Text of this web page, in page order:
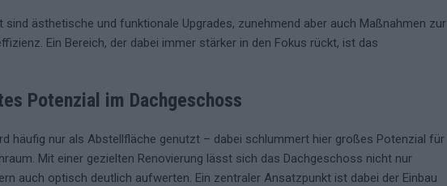
sind ästhetische und funktionale Upgrades, zunehmend aber auch Maßnahmen zur
Ein Bereich, der dabei immer stärker in den Fokus rückt, ist das
Potenzial im Dachgeschoss
häufig nur als Abstellfläche genutzt – dabei schlummert hier großes Potenzial für
Mit einer gezielten Renovierung lässt sich das Dachgeschoss nicht nur
auch optisch deutlich aufwerten. Ein zentraler Ansatzpunkt ist dabei der Einbau